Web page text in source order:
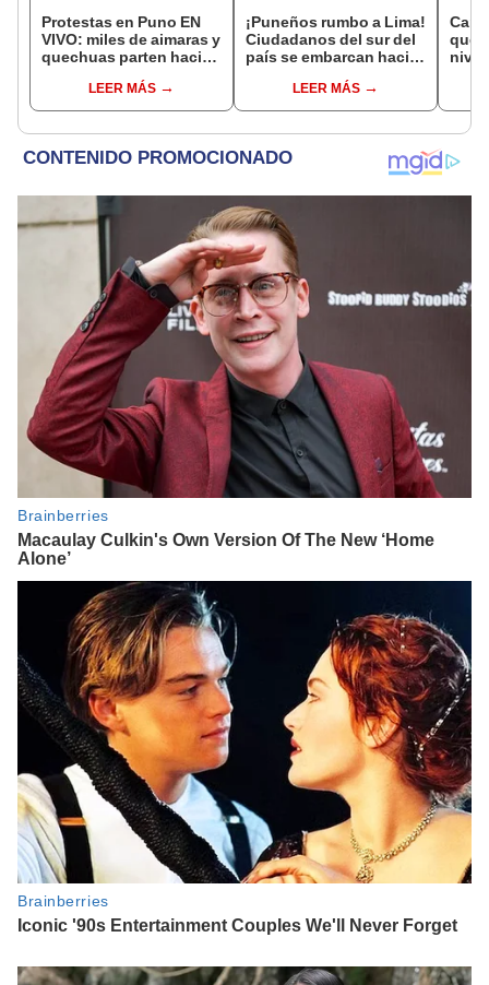
Protestas en Puno EN
VIVO: miles de aimaras y
quechuas parten hacia
movilización
LEER MÁS
¡Puneños rumbo a Lima!
Ciudadanos del sur del
país se embarcan hacia
LEER MÁS
que
nivel